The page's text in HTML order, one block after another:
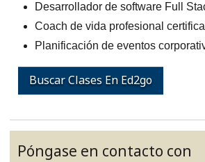
Desarrollador de software Full
Coach de vida profesional
Planificación de eventos
Buscar Clases En Ed2go
Póngase en contacto con